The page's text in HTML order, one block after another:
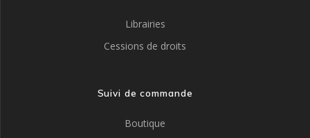
Librairies
Cessions de droits
Suivi de commande
Boutique